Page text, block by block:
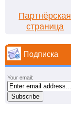
Партнёрская
страница
Подписка
Your email: